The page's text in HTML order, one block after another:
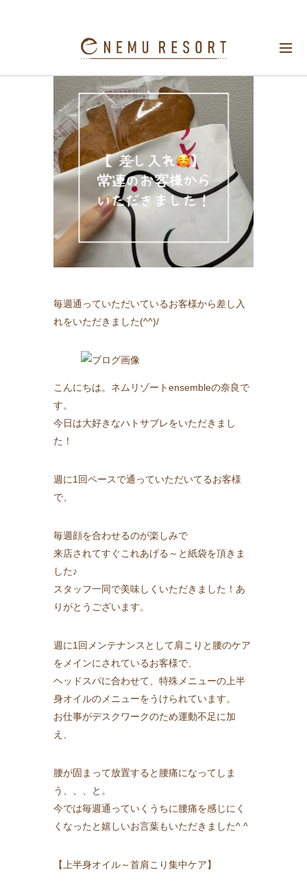
首肩こり・腰のケア
毎週通っていただいているお客様から差し入
れをいただきました(^^)/
こんにちは。ネムリゾートensembleの奈良で
す。
今日は大好きなハトサブレをいただきまし
た！
週に1回ペースで通っていただいてるお客様
で、
毎週顔を合わせるのが楽しみで
来店されてすぐこれあげる～と紙袋を頂きま
した♪
スタッフ一同で美味しくいただきました！あ
りがとうございます。
週に1回メンテナンスとして肩こりと腰のケア
をメインにされているお客様で、
ヘッドスパに合わせて、特殊メニューの上半
身オイルのメニューをうけられています。
お仕事がデスクワークのため運動不足に加
え、
腰が固まって放置すると腰痛になってしま
う、、、と。
今では毎週通っていくうちに腰痛を感じにく
くなったと嬉しいお言葉もいただきました^ ^
【上半身オイル～首肩こり集中ケア】